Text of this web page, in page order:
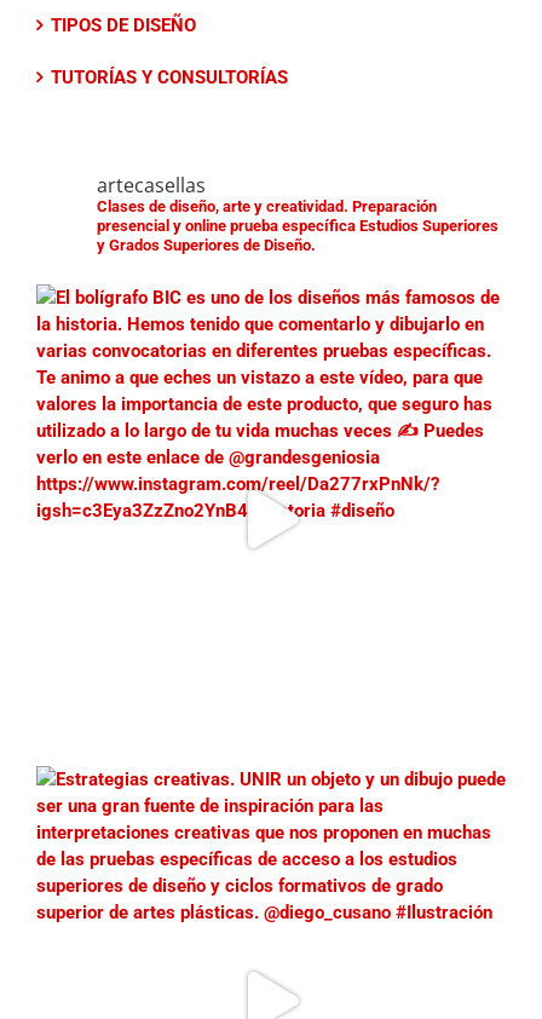
TIPOS DE DISEÑO
TUTORÍAS Y CONSULTORÍAS
artecasellas
Clases de diseño, arte y creatividad. Preparación
presencial y online prueba específica Estudios Superiores
y Grados Superiores de Diseño.